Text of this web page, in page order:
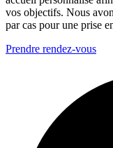
vos objectifs. Nous
par cas pour une prise
Prendre rendez-vous